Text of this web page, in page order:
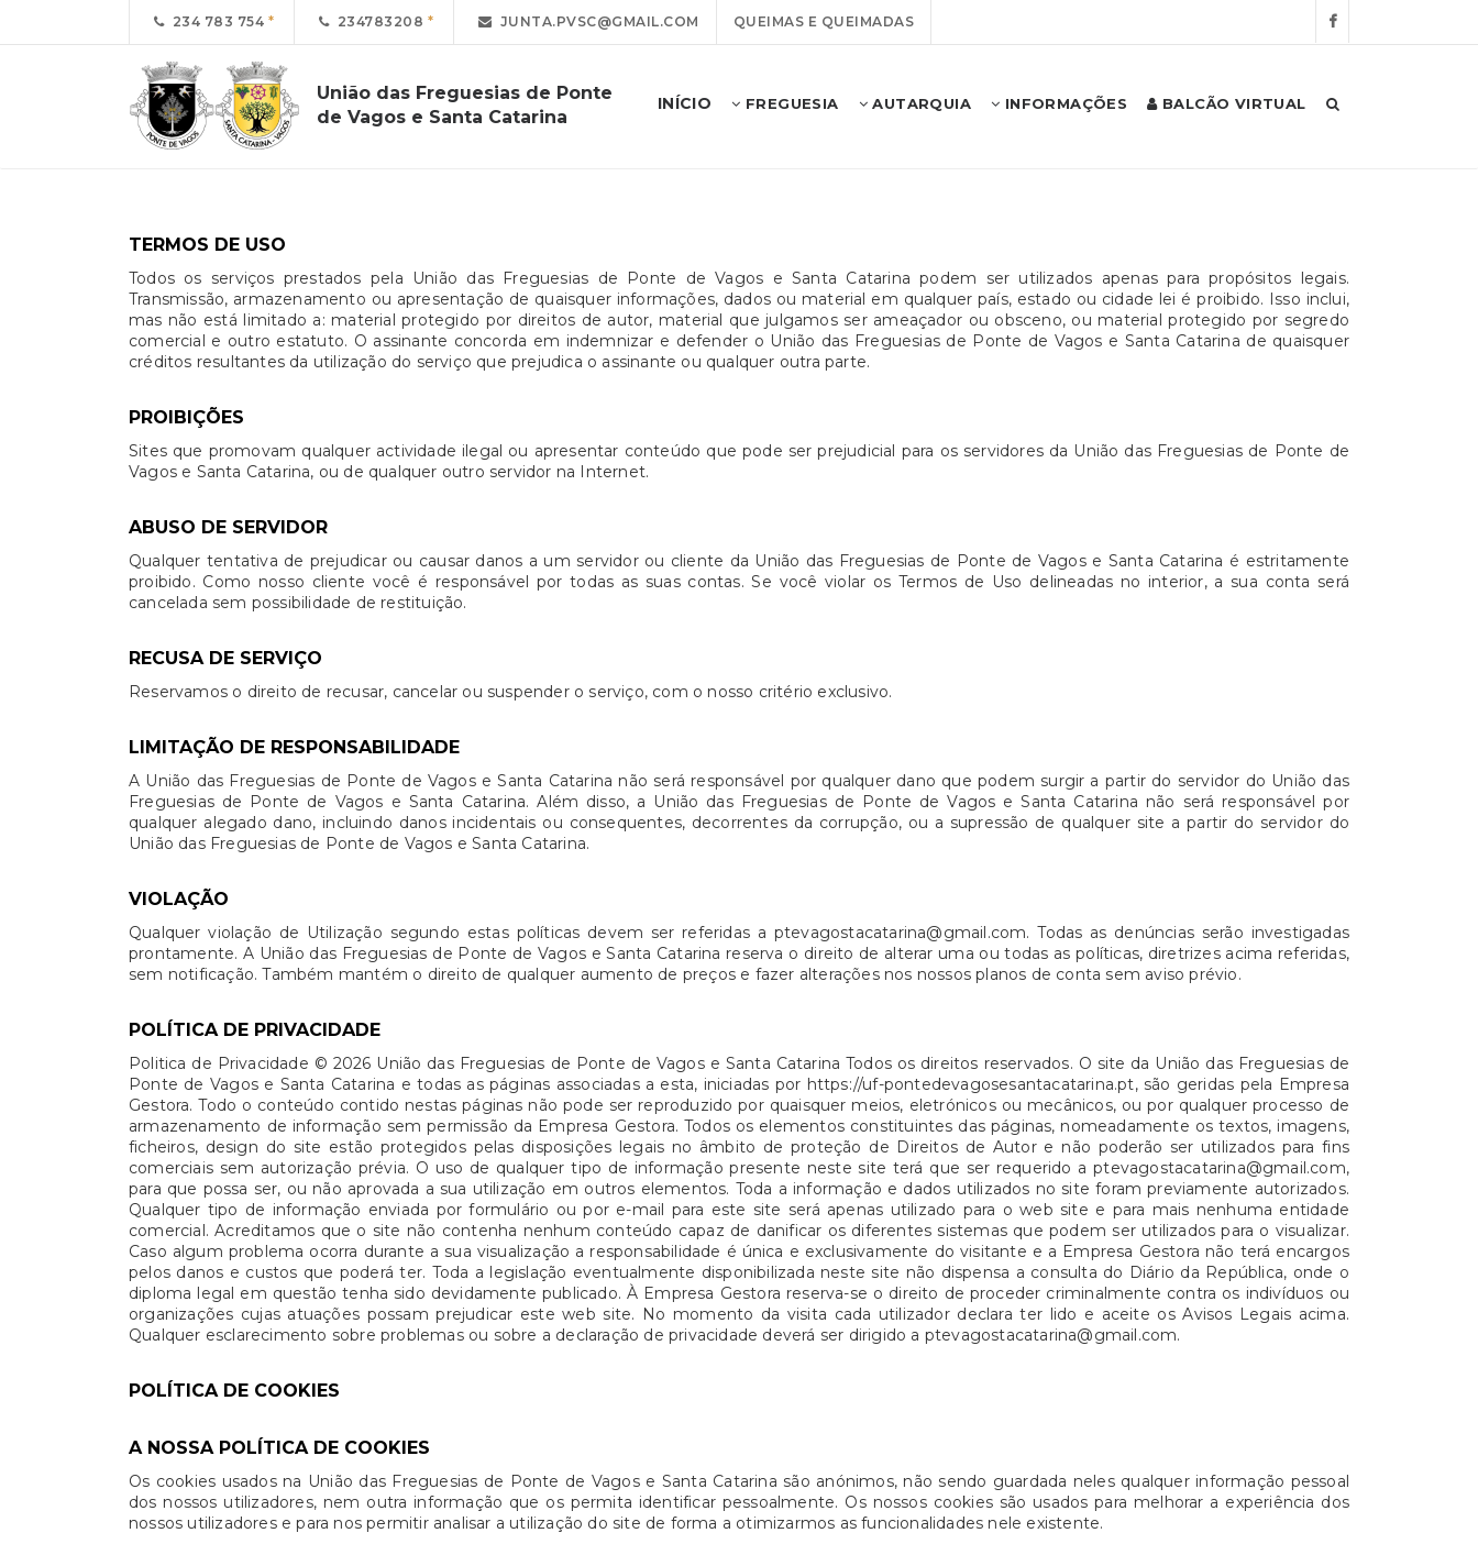
234 783 754 234783208 JUNTA.PVSC@GMAIL.COM QUEIMAS E QUEIMADAS
União das Freguesias de Ponte
de Vagos e Santa Catarina
INÍCIO FREGUESIA AUTARQUIA INFORMAÇÕES BALCÃO VIRTUAL
TERMOS DE USO
Todos os serviços prestados pela União das Freguesias de Ponte de Vagos e Santa Catarina podem ser utilizados apenas para propósitos legais.
Transmissão, armazenamento ou apresentação de quaisquer informações, dados ou material em qualquer país, estado ou cidade lei é proibido. Isso inclui,
mas não está limitado a: material protegido por direitos de autor, material que julgamos ser ameaçador ou obsceno, ou material protegido por segredo
comercial e outro estatuto. O assinante concorda em indemnizar e defender o União das Freguesias de Ponte de Vagos e Santa Catarina de quaisquer
créditos resultantes da utilização do serviço que prejudica o assinante ou qualquer outra parte.
PROIBIÇÕES
Sites que promovam qualquer actividade ilegal ou apresentar conteúdo que pode ser prejudicial para os servidores da União das Freguesias de Ponte de
Vagos e Santa Catarina, ou de qualquer outro servidor na Internet.
ABUSO DE SERVIDOR
Qualquer tentativa de prejudicar ou causar danos a um servidor ou cliente da União das Freguesias de Ponte de Vagos e Santa Catarina é estritamente
proibido. Como nosso cliente você é responsável por todas as suas contas. Se você violar os Termos de Uso delineadas no interior, a sua conta será
cancelada sem possibilidade de restituição.
RECUSA DE SERVIÇO
Reservamos o direito de recusar, cancelar ou suspender o serviço, com o nosso critério exclusivo.
LIMITAÇÃO DE RESPONSABILIDADE
A União das Freguesias de Ponte de Vagos e Santa Catarina não será responsável por qualquer dano que podem surgir a partir do servidor do União das
Freguesias de Ponte de Vagos e Santa Catarina. Além disso, a União das Freguesias de Ponte de Vagos e Santa Catarina não será responsável por
qualquer alegado dano, incluindo danos incidentais ou consequentes, decorrentes da corrupção, ou a supressão de qualquer site a partir do servidor do
União das Freguesias de Ponte de Vagos e Santa Catarina.
VIOLAÇÃO
Qualquer violação de Utilização segundo estas políticas devem ser referidas a ptevagostacatarina@gmail.com. Todas as denúncias serão investigadas
prontamente. A União das Freguesias de Ponte de Vagos e Santa Catarina reserva o direito de alterar uma ou todas as políticas, diretrizes acima referidas,
sem notificação. Também mantém o direito de qualquer aumento de preços e fazer alterações nos nossos planos de conta sem aviso prévio.
POLÍTICA DE PRIVACIDADE
Politica de Privacidade © 2026 União das Freguesias de Ponte de Vagos e Santa Catarina Todos os direitos reservados. O site da União das Freguesias de
Ponte de Vagos e Santa Catarina e todas as páginas associadas a esta, iniciadas por https://uf-pontedevagosesantacatarina.pt, são geridas pela Empresa
Gestora. Todo o conteúdo contido nestas páginas não pode ser reproduzido por quaisquer meios, eletrónicos ou mecânicos, ou por qualquer processo de
armazenamento de informação sem permissão da Empresa Gestora. Todos os elementos constituintes das páginas, nomeadamente os textos, imagens,
ficheiros, design do site estão protegidos pelas disposições legais no âmbito de proteção de Direitos de Autor e não poderão ser utilizados para fins
comerciais sem autorização prévia. O uso de qualquer tipo de informação presente neste site terá que ser requerido a ptevagostacatarina@gmail.com,
para que possa ser, ou não aprovada a sua utilização em outros elementos. Toda a informação e dados utilizados no site foram previamente autorizados.
Qualquer tipo de informação enviada por formulário ou por e-mail para este site será apenas utilizado para o web site e para mais nenhuma entidade
comercial. Acreditamos que o site não contenha nenhum conteúdo capaz de danificar os diferentes sistemas que podem ser utilizados para o visualizar.
Caso algum problema ocorra durante a sua visualização a responsabilidade é única e exclusivamente do visitante e a Empresa Gestora não terá encargos
pelos danos e custos que poderá ter. Toda a legislação eventualmente disponibilizada neste site não dispensa a consulta do Diário da República, onde o
diploma legal em questão tenha sido devidamente publicado. À Empresa Gestora reserva-se o direito de proceder criminalmente contra os indivíduos ou
organizações cujas atuações possam prejudicar este web site. No momento da visita cada utilizador declara ter lido e aceite os Avisos Legais acima.
Qualquer esclarecimento sobre problemas ou sobre a declaração de privacidade deverá ser dirigido a ptevagostacatarina@gmail.com.
POLÍTICA DE COOKIES
A NOSSA POLÍTICA DE COOKIES
Os cookies usados na União das Freguesias de Ponte de Vagos e Santa Catarina são anónimos, não sendo guardada neles qualquer informação pessoal
dos nossos utilizadores, nem outra informação que os permita identificar pessoalmente. Os nossos cookies são usados para melhorar a experiência dos
nossos utilizadores e para nos permitir analisar a utilização do site de forma a otimizarmos as funcionalidades nele existente.